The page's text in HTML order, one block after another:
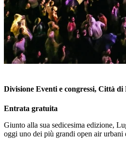
Divisione Eventi e congressi, Città di
Entrata gratuita
Giunto alla sua sedicesima edizione,
oggi uno dei più grandi open air urbani